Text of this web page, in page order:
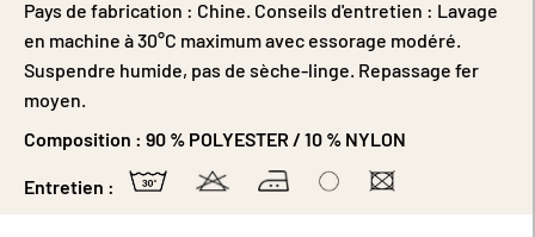
Pays de fabrication : Chine. Conseils d'entretien : Lavage
en machine à 30°C maximum avec essorage modéré.
Suspendre humide, pas de sèche-linge. Repassage fer
moyen.
Composition : 90 % POLYESTER / 10 % NYLON
Entretien :